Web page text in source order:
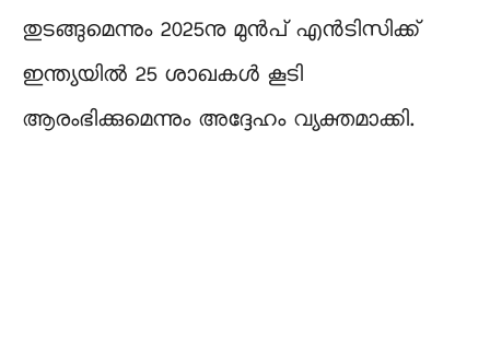
തുടങ്ങുമെന്നും 2025നു മുൻപ് എൻടിസിക്ക്
ഇന്ത്യയിൽ 25 ശാഖകൾ കൂടി
ആരംഭിക്കുമെന്നും അദ്ദേഹം വ്യക്തമാക്കി.